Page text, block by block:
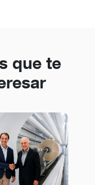
que te